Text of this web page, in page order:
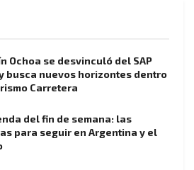
Ochoa se desvinculó del SAP
busca nuevos horizontes dentro
Carretera
del fin de semana: las
para seguir en Argentina y el